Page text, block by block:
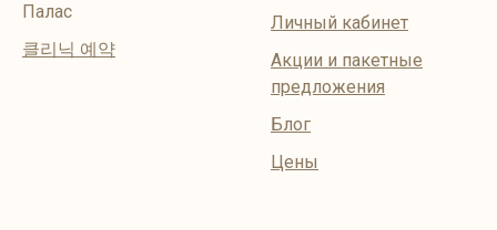
Палас
클리닉 예약
Личный кабинет
Акции и пакетные
предложения
Блог
Цены